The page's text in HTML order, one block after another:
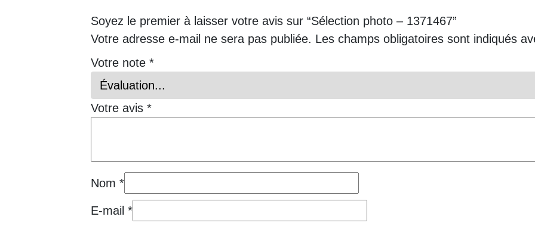
Soyez le premier à laisser votre avis sur “Sélection photo – 1371467”
Votre adresse e-mail ne sera pas publiée. Les champs obligatoires sont indiqués
Votre note *
Votre avis *
Nom *
E-mail *